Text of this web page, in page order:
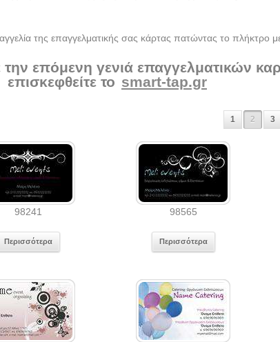
της επαγγελματικής σας κάρτας πατώντας το πλήκτρο
την επόμενη γενιά επαγγελματικών
επισκεφθείτε το smart-tap.gr
1 2 3
98241
Περισσότερα
98565
Περισσότερα